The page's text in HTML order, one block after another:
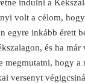
indulni a
volt a célom,
egyre inkább érett
és ha már
megmutatni, hogy
versenyt